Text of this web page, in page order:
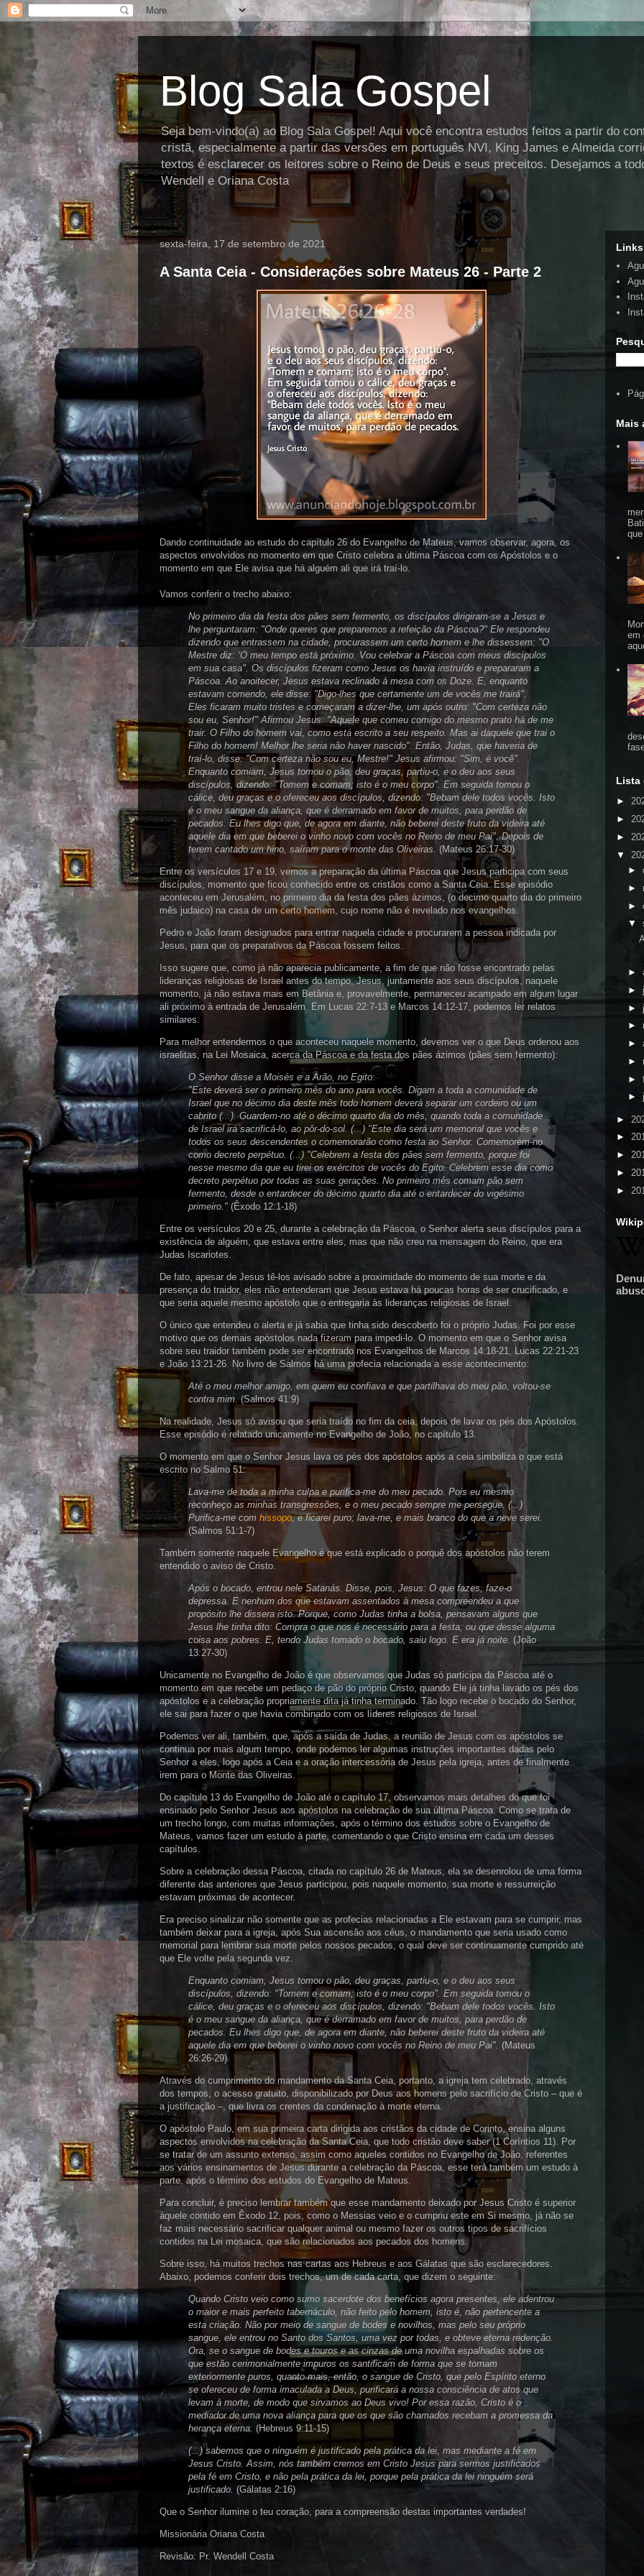
Blog Sala Gospel
Seja bem-vindo(a) ao Blog Sala Gospel! Aqui você encontra estudos feitos a partir do
cristã, especialmente a partir das versões em português NVI, King James e Almeida
textos é esclarecer os leitores sobre o Reino de Deus e seus preceitos. Desejamos a
Wendell e Oriana Costa
sexta-feira, 17 de setembro de 2021
A Santa Ceia - Considerações sobre Mateus 26 - Parte 2
Dando continuidade ao estudo do capítulo 26 do Evangelho de Mateus, vamos observar, agora, os
aspectos envolvidos no momento em que Cristo celebra a última Páscoa com os Apóstolos e o
momento em que Ele avisa que há alguém ali que irá traí-lo.
Vamos conferir o trecho abaixo:
No primeiro dia da festa dos pães sem fermento, os discípulos dirigiram-se a Jesus e
lhe perguntaram: "Onde queres que preparemos a refeição da Páscoa?" Ele respondeu
dizendo que entrassem na cidade, procurassem um certo homem e lhe dissessem: "O
Mestre diz: ‘O meu tempo está próximo. Vou celebrar a Páscoa com meus discípulos
em sua casa". Os discípulos fizeram como Jesus os havia instruído e prepararam a
Páscoa. Ao anoitecer, Jesus estava reclinado à mesa com os Doze. E, enquanto
estavam comendo, ele disse: "Digo-lhes que certamente um de vocês me trairá".
Eles ficaram muito tristes e começaram a dizer-lhe, um após outro: "Com certeza não
sou eu, Senhor!" Afirmou Jesus: "Aquele que comeu comigo do mesmo prato há de me
trair. O Filho do homem vai, como está escrito a seu respeito. Mas ai daquele que trai o
Filho do homem! Melhor lhe seria não haver nascido". Então, Judas, que haveria de
traí-lo, disse: "Com certeza não sou eu, Mestre!" Jesus afirmou: "Sim, é você".
Enquanto comiam, Jesus tomou o pão, deu graças, partiu-o, e o deu aos seus
discípulos, dizendo: "Tomem e comam; isto é o meu corpo". Em seguida tomou o
cálice, deu graças e o ofereceu aos discípulos, dizendo: "Bebam dele todos vocês. Isto
é o meu sangue da aliança, que é derramado em favor de muitos, para perdão de
pecados. Eu lhes digo que, de agora em diante, não beberei deste fruto da videira até
aquele dia em que beberei o vinho novo com vocês no Reino de meu Pai". Depois de
terem cantado um hino, saíram para o monte das Oliveiras. (Mateus 26:17-30)
Entre os versículos 17 e 19, vemos a preparação da última Páscoa que Jesus participa com seus
discípulos, momento que ficou conhecido entre os cristãos como a Santa Ceia. Esse episódio
aconteceu em Jerusalém, no primeiro dia da festa dos pães ázimos, (o decimo quarto dia do primeiro
mês judaico) na casa de um certo homem, cujo nome não é revelado nos evangelhos.
Pedro e João foram designados para entrar naquela cidade e procurarem a pessoa indicada por
Jesus, para que os preparativos da Páscoa fossem feitos.
Isso sugere que, como já não aparecia publicamente, a fim de que não fosse encontrado pelas
lideranças religiosas de Israel antes do tempo, Jesus, juntamente aos seus discípulos, naquele
momento, já não estava mais em Betânia e, provavelmente, permaneceu acampado em algum lugar
ali próximo à entrada de Jerusalém. Em Lucas 22:7-13 e Marcos 14:12-17, podemos ler relatos
similares.
Para melhor entendermos o que aconteceu naquele momento, devemos ver o que Deus ordenou aos
israelitas, na Lei Mosaica, acerca da Páscoa e da festa dos pães ázimos (pães sem fermento):
O Senhor disse a Moisés e a Arão, no Egito:
"Este deverá ser o primeiro mês do ano para vocês. Digam a toda a comunidade de
Israel que no décimo dia deste mês todo homem deverá separar um cordeiro ou um
cabrito (...). Guardem-no até o décimo quarto dia do mês, quando toda a comunidade
de Israel irá sacrificá-lo, ao pôr-do-sol. (...) "Este dia será um memorial que vocês e
todos os seus descendentes o comemorarão como festa ao Senhor. Comemorem-no
como decreto perpétuo. (...) "Celebrem a festa dos pães sem fermento, porque foi
nesse mesmo dia que eu tirei os exércitos de vocês do Egito. Celebrem esse dia como
decreto perpétuo por todas as suas gerações. No primeiro mês comam pão sem
fermento, desde o entardecer do décimo quarto dia até o entardecer do vigésimo
primeiro." (Êxodo 12:1-18)
Entre os versículos 20 e 25, durante a celebração da Páscoa, o Senhor alerta seus discípulos para a
existência de alguém, que estava entre eles, mas que não creu na mensagem do Reino, que era
Judas Iscariotes.
De fato, apesar de Jesus tê-los avisado sobre a proximidade do momento de sua morte e da
presença do traidor, eles não entenderam que Jesus estava há poucas horas de ser crucificado, e
que seria aquele mesmo apóstolo que o entregaria às lideranças religiosas de Israel.
O único que entendeu o alerta e já sabia que tinha sido descoberto foi o próprio Judas. Foi por esse
motivo que os demais apóstolos nada fizeram para impedi-lo. O momento em que o Senhor avisa
sobre seu traidor também pode ser encontrado nos Evangelhos de Marcos 14:18-21, Lucas 22:21-23
e João 13:21-26. No livro de Salmos há uma profecia relacionada a esse acontecimento:
Até o meu melhor amigo, em quem eu confiava e que partilhava do meu pão, voltou-se
contra mim.(Salmos 41:9)
Na realidade, Jesus só avisou que seria traído no fim da ceia, depois de lavar os pés dos Apóstolos.
Esse episódio é relatado unicamente no Evangelho de João, no capítulo 13.
O momento em que o Senhor Jesus lava os pés dos apóstolos após a ceia simboliza o que está
escrito no Salmo 51:
Lava-me de toda a minha culpa e purifica-me do meu pecado. Pois eu mesmo
reconheço as minhas transgressões, e o meu pecado sempre me persegue. (...)
Purifica-me com hissopo, e ficarei puro; lava-me, e mais branco do que a neve serei.
(Salmos 51:1-7)
Também somente naquele Evangelho é que está explicado o porquê dos apóstolos não terem
entendido o aviso de Cristo.
Após o bocado, entrou nele Satanás. Disse, pois, Jesus: O que fazes, faze-o
depressa. E nenhum dos que estavam assentados à mesa compreendeu a que
propósito lhe dissera isto. Porque, como Judas tinha a bolsa, pensavam alguns que
Jesus lhe tinha dito: Compra o que nos é necessário para a festa; ou que desse alguma
coisa aos pobres. E, tendo Judas tomado o bocado, saiu logo. E era já noite. (João
13:27-30)
Unicamente no Evangelho de João é que observamos que Judas só participa da Páscoa até o
momento em que recebe um pedaço de pão do próprio Cristo, quando Ele já tinha lavado os pés dos
apóstolos e a celebração propriamente dita já tinha terminado. Tão logo recebe o bocado do Senhor,
ele sai para fazer o que havia combinado com os líderes religiosos de Israel.
Podemos ver ali, também, que, após a saída de Judas, a reunião de Jesus com os apóstolos se
continua por mais algum tempo, onde podemos ler algumas instruções importantes dadas pelo
Senhor a eles, logo após a Ceia e a oração intercessória de Jesus pela igreja, antes de finalmente
irem para o Monte das Oliveiras.
Do capítulo 13 do Evangelho de João até o capítulo 17, observamos mais detalhes do que foi
ensinado pelo Senhor Jesus aos apóstolos na celebração de sua última Páscoa. Como se trata de
um trecho longo, com muitas informações, após o término dos estudos sobre o Evangelho de
Mateus, vamos fazer um estudo à parte, comentando o que Cristo ensina em cada um desses
capítulos.
Sobre a celebração dessa Páscoa, citada no capítulo 26 de Mateus, ela se desenrolou de uma forma
diferente das anteriores que Jesus participou, pois naquele momento, sua morte e ressurreição
estavam próximas de acontecer.
Era preciso sinalizar não somente que as profecias relacionadas a Ele estavam para se cumprir, mas
também deixar para a igreja, após Sua ascensão aos céus, o mandamento que seria usado como
memorial para lembrar sua morte pelos nossos pecados, o qual deve ser continuamente cumprido até
que Ele volte pela segunda vez.
Enquanto comiam, Jesus tomou o pão, deu graças, partiu-o, e o deu aos seus
discípulos, dizendo: "Tomem e comam; isto é o meu corpo". Em seguida tomou o
cálice, deu graças e o ofereceu aos discípulos, dizendo: "Bebam dele todos vocês. Isto
é o meu sangue da aliança, que é derramado em favor de muitos, para perdão de
pecados. Eu lhes digo que, de agora em diante, não beberei deste fruto da videira até
aquele dia em que beberei o vinho novo com vocês no Reino de meu Pai". (Mateus
26:26-29)
Através do cumprimento do mandamento da Santa Ceia, portanto, a igreja tem celebrado, através
dos tempos, o acesso gratuito, disponibilizado por Deus aos homens pelo sacrifício de Cristo – que é
a justificação –, que livra os crentes da condenação à morte eterna.
O apóstolo Paulo, em sua primeira carta dirigida aos cristãos da cidade de Corinto, ensina alguns
aspectos envolvidos na celebração da Santa Ceia, que todo cristão deve saber (1 Coríntios 11). Por
se tratar de um assunto extenso, assim como aqueles contidos no Evangelho de João, referentes
aos vários ensinamentos de Jesus durante a celebração da Páscoa, esse terá também um estudo à
parte, após o término dos estudos do Evangelho de Mateus.
Para concluir, é preciso lembrar também que esse mandamento deixado por Jesus Cristo é superior
àquele contido em Êxodo 12, pois, como o Messias veio e o cumpriu este em Si mesmo, já não se
faz mais necessário sacrificar qualquer animal ou mesmo fazer os outros tipos de sacrifícios
contidos na Lei mosaica, que são relacionados aos pecados dos homens.
Sobre isso, há muitos trechos nas cartas aos Hebreus e aos Gálatas que são esclarecedores.
Abaixo, podemos conferir dois trechos, um de cada carta, que dizem o seguinte:
Quando Cristo veio como sumo sacerdote dos benefícios agora presentes, ele adentrou
o maior e mais perfeito tabernáculo, não feito pelo homem, isto é, não pertencente a
esta criação. Não por meio de sangue de bodes e novilhos, mas pelo seu próprio
sangue, ele entrou no Santo dos Santos, uma vez por todas, e obteve eterna redenção.
Ora, se o sangue de bodes e touros e as cinzas de uma novilha espalhadas sobre os
que estão cerimonialmente impuros os santificam de forma que se tornam
exteriormente puros, quanto mais, então, o sangue de Cristo, que pelo Espírito eterno
se ofereceu de forma imaculada a Deus, purificará a nossa consciência de atos que
levam à morte, de modo que sirvamos ao Deus vivo! Por essa razão, Cristo é o
mediador de uma nova aliança para que os que são chamados recebam a promessa da
herança eterna. (Hebreus 9:11-15)
(...) sabemos que o ninguém é justificado pela prática da lei, mas mediante a fé em
Jesus Cristo. Assim, nós também cremos em Cristo Jesus para sermos justificados
pela fé em Cristo, e não pela prática da lei, porque pela prática da lei ninguém será
justificado. (Gálatas 2:16)
Que o Senhor ilumine o teu coração, para a compreensão destas importantes verdades!
Missionária Oriana Costa
Revisão: Pr. Wendell Costa
Mais
em
Lista
►
►
►
▼
►
►
►
▼
►
►
►
►
►
►
►
►
►
►
►
►
►